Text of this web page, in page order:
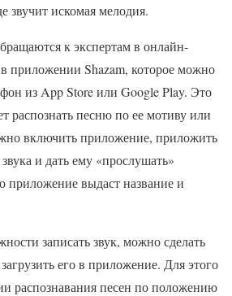
звучит искомая мелодия.
к экспертам в онлайн-
приложении Shazam, которое можно
из App Store или Google Play. Это
распознать песню по ее мотиву или
включить приложение, приложить
и дать ему «прослушать»
приложение выдаст название и
записать звук, можно сделать
его в приложение. Для этого
распознавания песен по положению